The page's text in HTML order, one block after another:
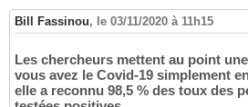
Bill Fassinou, le 03/11/2020 à 11h15
Les chercheurs mettent au point
vous avez le Covid-19 simplement
elle a reconnu 98,5 % des toux des